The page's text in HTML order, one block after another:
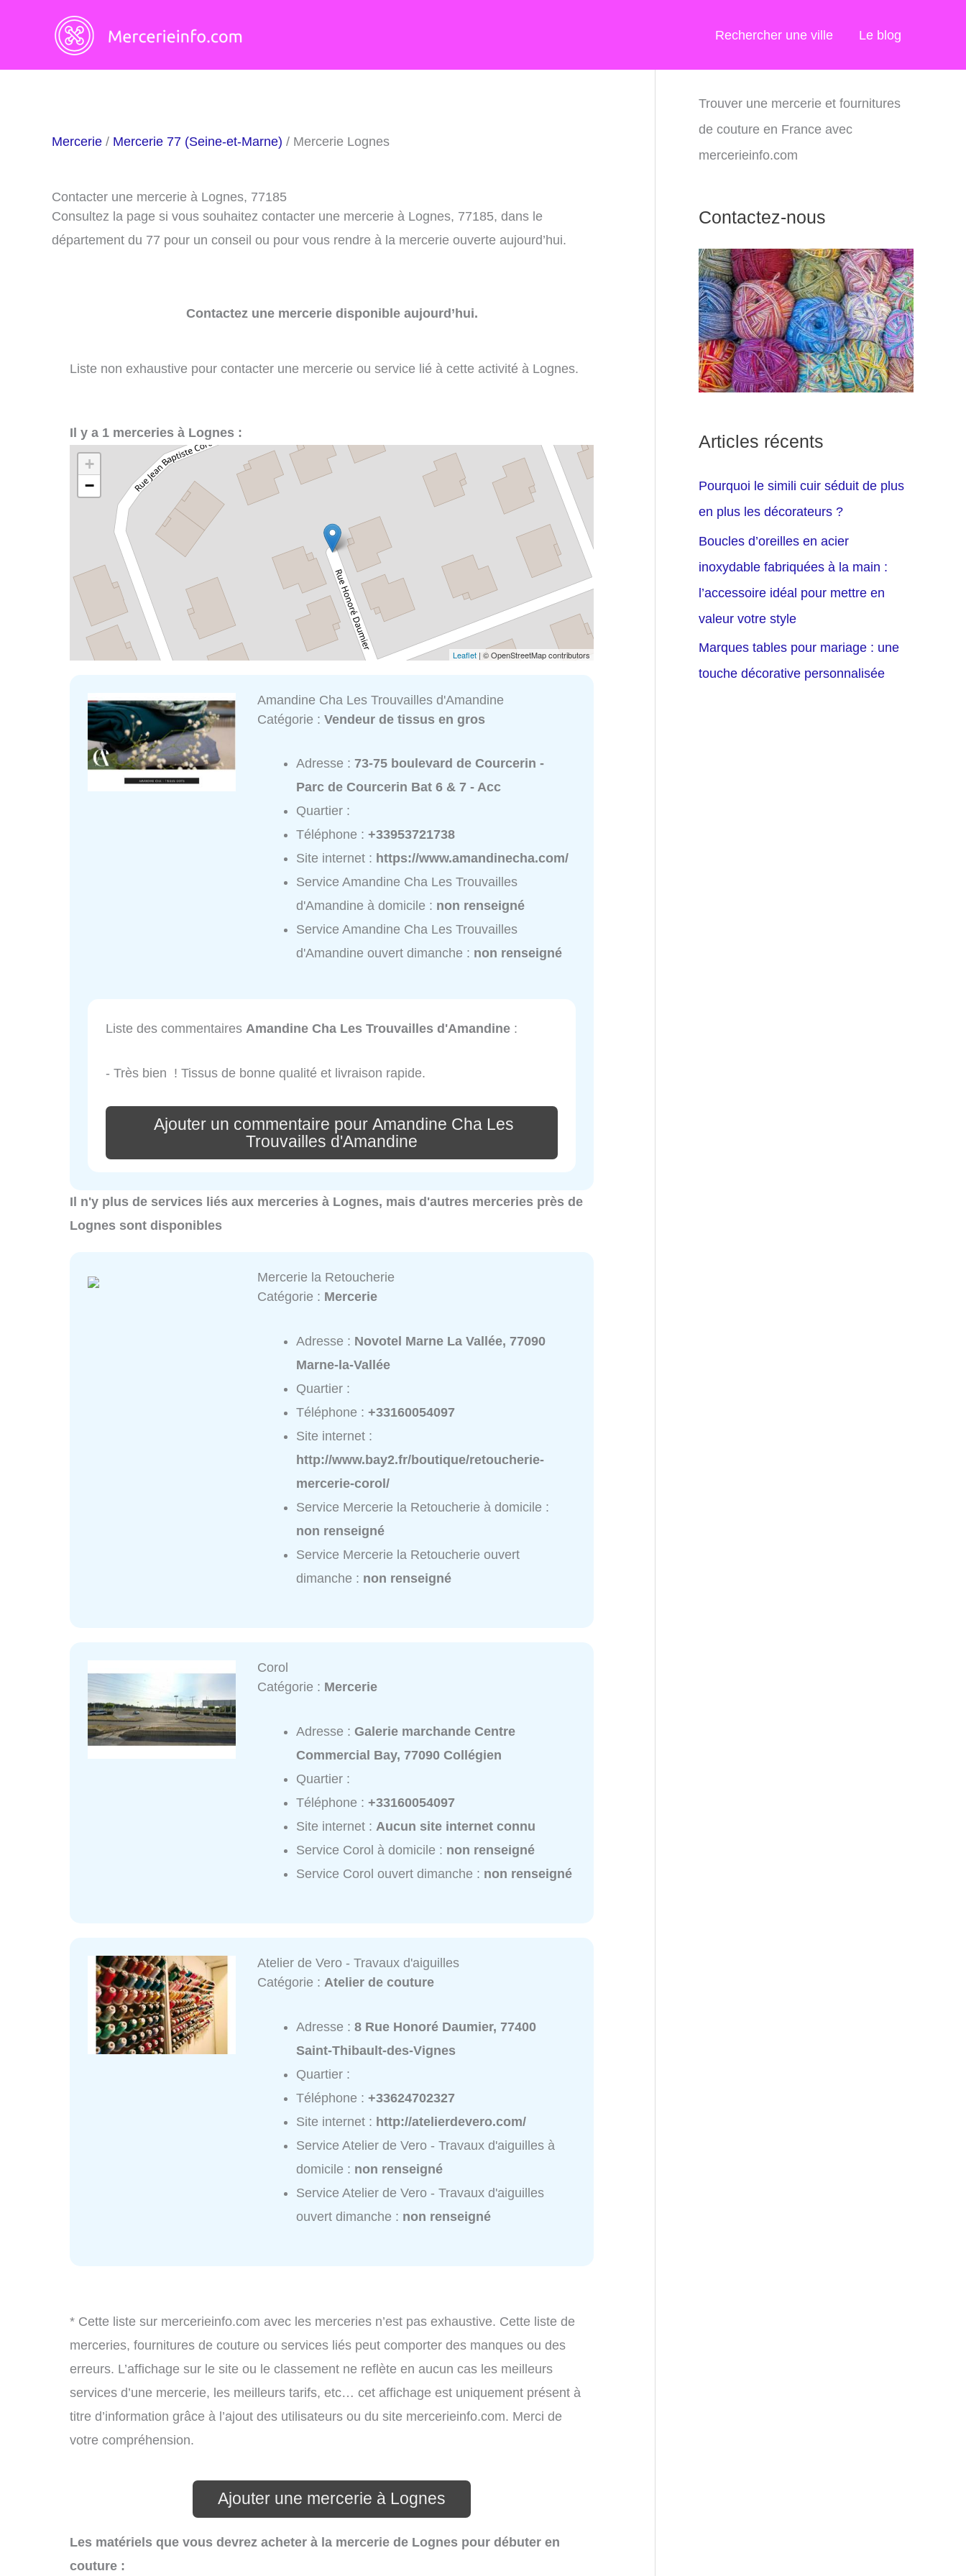
Rechercher une ville Le blog
Mercerie / Mercerie 77 (Seine-et-Marne) / Mercerie Lognes
Contacter une mercerie à Lognes, 77185
Consultez la page si vous souhaitez contacter une mercerie à Lognes, 77185, dans le
département du 77 pour un conseil ou pour vous rendre à la mercerie ouverte aujourd’hui.
Contactez une mercerie disponible aujourd’hui.
Liste non exhaustive pour contacter une mercerie ou service lié à cette activité à Lognes.
Il y a 1 merceries à Lognes :
+
−
Leaflet | © OpenStreetMap contributors
Amandine Cha Les Trouvailles d'Amandine
Catégorie :Vendeur de tissus en gros
Adresse :73-75 boulevard de Courcerin -
Parc de Courcerin Bat 6 & 7 - Acc
Quartier :
Téléphone :+33953721738
Site internet : https://www.amandinecha.com/
Service Amandine Cha Les Trouvailles
d'Amandine à domicile : non renseigné
Service Amandine Cha Les Trouvailles
d'Amandine ouvert dimanche : non renseigné
Liste des commentaires Amandine Cha Les Trouvailles d'Amandine :
- Très bien ! Tissus de bonne qualité et livraison rapide.
Ajouter un commentaire pour Amandine Cha Les
Trouvailles d'Amandine
Il n'y plus de services liés aux merceries à Lognes, mais d'autres merceries près de
Lognes sont disponibles
Mercerie la Retoucherie
Catégorie : Mercerie
Adresse : Novotel Marne La Vallée, 77090
Marne-la-Vallée
Quartier :
Téléphone :+33160054097
Site internet :
http://www.bay2.fr/boutique/retoucherie-
mercerie-corol/
Service Mercerie la Retoucherie à domicile :
non renseigné
Service Mercerie la Retoucherie ouvert
dimanche : non renseigné
Corol
Catégorie : Mercerie
Adresse :Galerie marchande Centre
Commercial Bay, 77090 Collégien
Quartier :
Téléphone :+33160054097
Site internet : Aucun site internet connu
Service Corol à domicile : non renseigné
Service Corol ouvert dimanche : non renseigné
Atelier de Vero - Travaux d'aiguilles
Catégorie : Atelier de couture
Adresse :8 Rue Honoré Daumier, 77400
Saint-Thibault-des-Vignes
Quartier :
Téléphone :+33624702327
Site internet : http://atelierdevero.com/
Service Atelier de Vero - Travaux d'aiguilles à
domicile : non renseigné
Service Atelier de Vero - Travaux d'aiguilles
ouvert dimanche : non renseigné
* Cette liste sur mercerieinfo.com avec les merceries n’est pas exhaustive. Cette liste de
merceries, fournitures de couture ou services liés peut comporter des manques ou des
erreurs. L’affichage sur le site ou le classement ne reflète en aucun cas les meilleurs
services d’une mercerie, les meilleurs tarifs, etc… cet affichage est uniquement présent à
titre d’information grâce à l’ajout des utilisateurs ou du site mercerieinfo.com. Merci de
votre compréhension.
Ajouter une mercerie à Lognes
Les matériels que vous devrez acheter à la mercerie de Lognes pour débuter en
couture :
Trouver une mercerie et fournitures
de couture en France avec
mercerieinfo.com
Contactez-nous
Articles récents
Pourquoi le simili cuir séduit de plus
en plus les décorateurs ?
Boucles d’oreilles en acier
inoxydable fabriquées à la main :
l’accessoire idéal pour mettre en
valeur votre style
Marques tables pour mariage : une
touche décorative personnalisée